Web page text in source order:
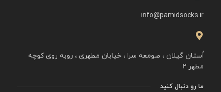
info@pamidsocks.ir
اُستان گیلان ، صومعه سرا ، خیابان مطهری ، روبه روی کوچه
مطهر ۲
ما رو دنبال کنید